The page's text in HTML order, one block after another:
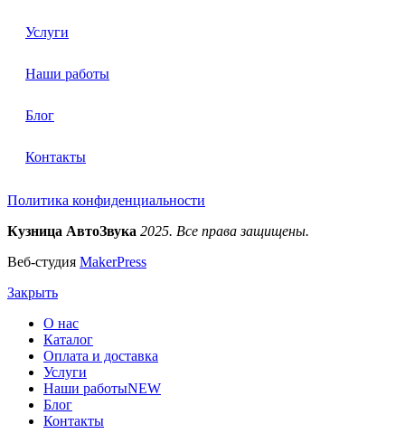
Услуги
Наши работы
Блог
Контакты
Политика конфиденциальности
Кузница АвтоЗвука 2025. Все права защищены.
Веб-студия MakerPress
Закрыть
О нас
Каталог
Оплата и доставка
Услуги
Наши работыNEW
Блог
Контакты